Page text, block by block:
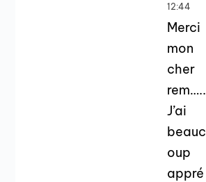
12:44
Merci
mon
cher
rem…..
J’ai
beauc
oup
appré